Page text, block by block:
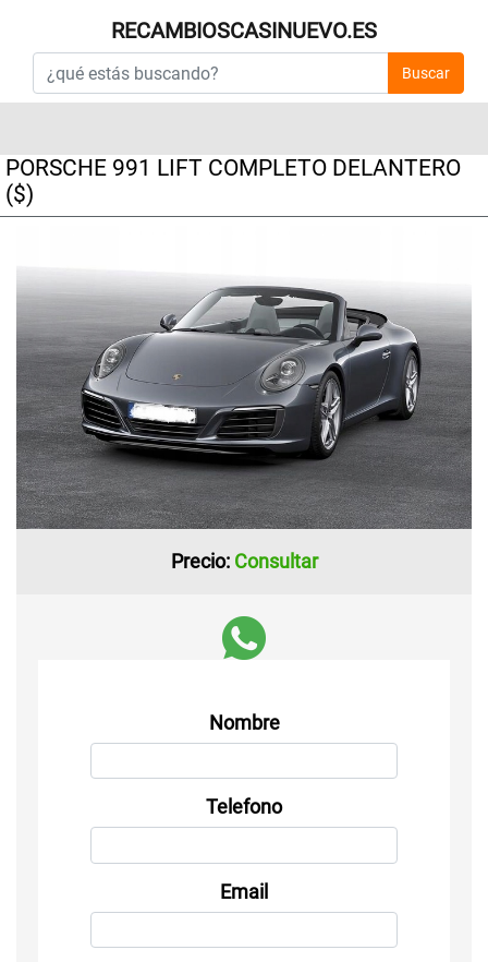
RECAMBIOSCASINUEVO.ES
Buscar
PORSCHE 991 LIFT COMPLETO DELANTERO
($)
Precio: Consultar
Nombre
Telefono
Email